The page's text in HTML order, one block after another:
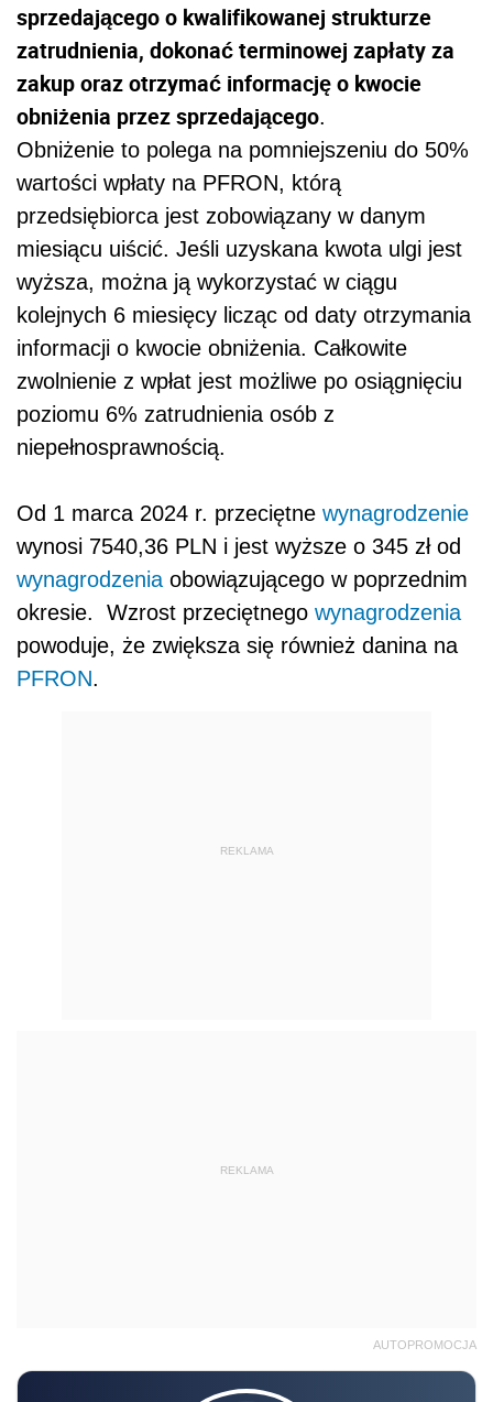
sprzedającego o kwalifikowanej strukturze
zatrudnienia, dokonać terminowej zapłaty za
zakup oraz otrzymać informację o kwocie
obniżenia przez sprzedającego.
Obniżenie to polega na pomniejszeniu do 50%
wartości wpłaty na PFRON, którą
przedsiębiorca jest zobowiązany w danym
miesiącu uiścić. Jeśli uzyskana kwota ulgi jest
wyższa, można ją wykorzystać w ciągu
kolejnych 6 miesięcy licząc od daty otrzymania
informacji o kwocie obniżenia. Całkowite
zwolnienie z wpłat jest możliwe po osiągnięciu
poziomu 6% zatrudnienia osób z
niepełnosprawnością.
Od 1 marca 2024 r. przeciętne wynagrodzenie
wynosi 7540,36 PLN i jest wyższe o 345 zł od
wynagrodzenia obowiązującego w poprzednim
okresie. Wzrost przeciętnego wynagrodzenia
powoduje, że zwiększa się również danina na
PFRON.
REKLAMA
REKLAMA
AUTOPROMOCJA